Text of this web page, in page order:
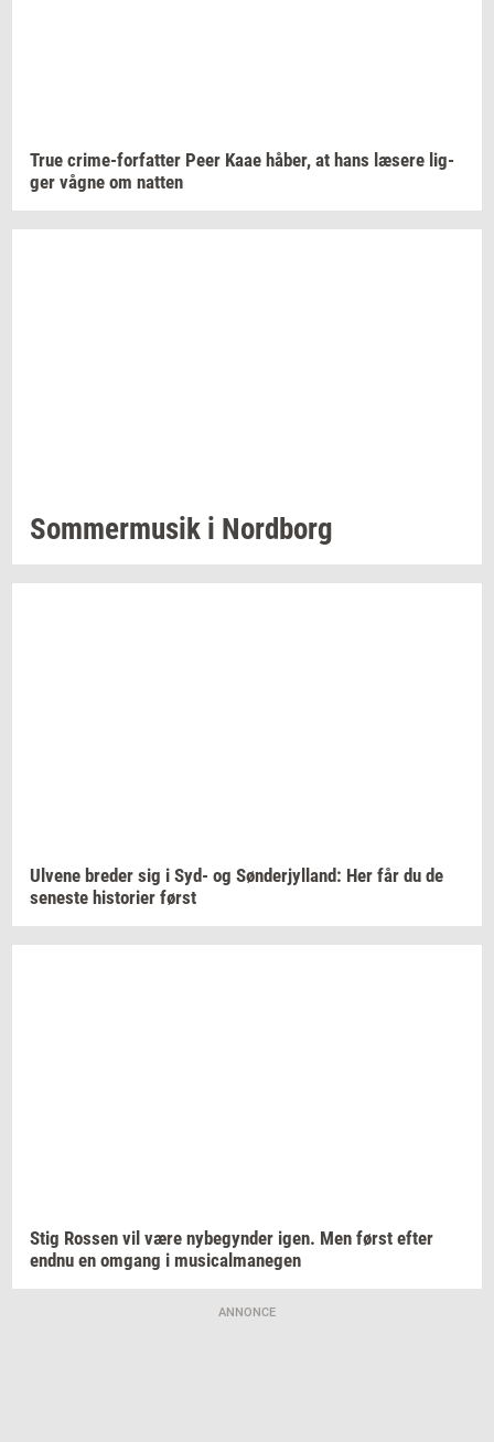
True crime-​forfatter Peer Kaae håber, at hans læ­se­re lig­
ger vågne om nat­ten
Som­mer­mu­sik i Nord­borg
Ul­ve­ne bre­der sig i Syd- og Søn­derjyl­land: Her får du de
se­ne­ste hi­sto­ri­er først
Stig Ros­sen vil være ny­be­gyn­der igen. Men først efter
endnu en om­gang i mu­si­cal­ma­ne­gen
ANNONCE